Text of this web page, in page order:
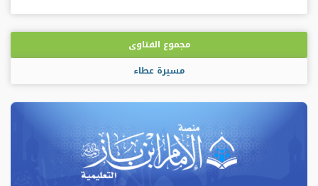
مجموع الفتاوى
مسيرة عطاء